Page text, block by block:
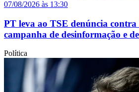
07/08/2026 às 13:30
PT leva ao TSE denúncia
campanha de desinformação e
Política